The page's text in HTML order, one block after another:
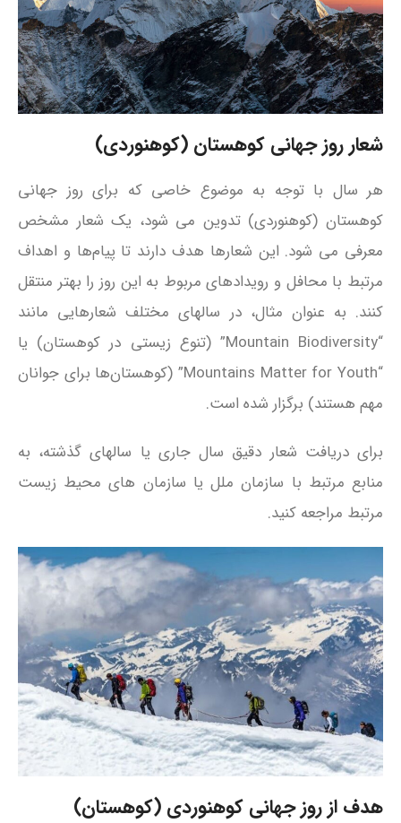
شعار روز جهانی کوهستان (کوهنوردی)
هر سال با توجه به موضوع خاصی که برای روز جهانی
کوهستان (کوهنوردی) تدوین می‌ شود، یک شعار مشخص
معرفی می‌ شود. این شعارها هدف دارند تا پیام‌ها و اهداف
مرتبط با محافل و رویدادهای مربوط به این روز را بهتر منتقل
کنند. به عنوان مثال، در سالهای مختلف شعارهایی مانند
“Mountain Biodiversity” (تنوع زیستی در کوهستان) یا
“Mountains Matter for Youth” (کوهستان‌ها برای جوانان
مهم هستند) برگزار شده است.
برای دریافت شعار دقیق سال جاری یا سالهای گذشته، به
منابع مرتبط با سازمان ملل یا سازمان‌ های محیط زیست
مرتبط مراجعه کنید.
هدف از روز جهانی کوهنوردی (کوهستان)